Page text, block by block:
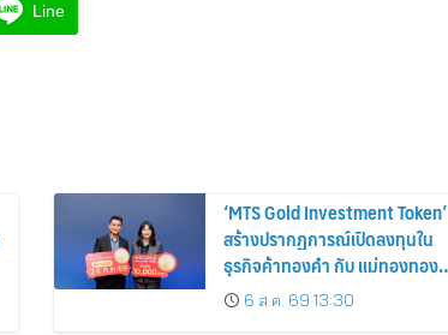
Line
‘MTS Gold Investment Token’
สร้างปรากฏการณ์เปิดลงทุนใน
ธุรกิจค้าทองคำ กับ แม่ทองทอง
สุกเซ็นทรัล รับผลตอบแทนคงที่
3% ต่อปี
6 ส.ค. 69 13:30